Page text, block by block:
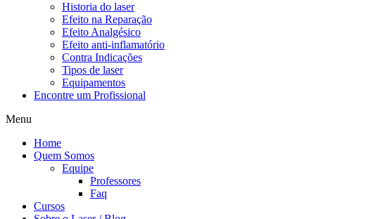
Historia do laser
Efeito na Reparação
Efeito Analgésico
Efeito anti-inflamatório
Contra Indicações
Tipos de laser
Equipamentos
Encontre um Profissional
Menu
Home
Quem Somos
Equipe
Professores
Faq
Cursos